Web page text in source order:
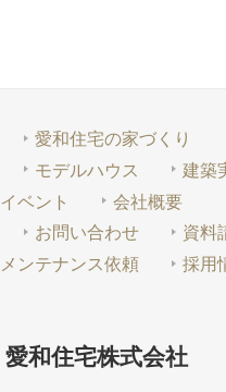
愛和住宅の家づくり
モデルハウス
建築
イベント
会社概要
お問い合わせ
資料
メンテナンス依頼
採用
愛和住宅株式会社